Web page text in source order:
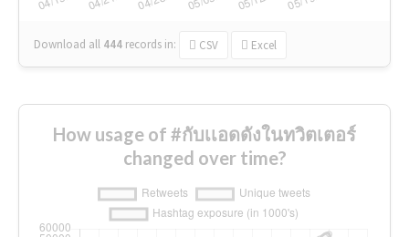
Download all 444 records in: CSV Excel
How usage of #กับเเอดดังในทวิตเตอร์
changed over time?